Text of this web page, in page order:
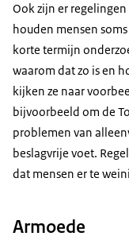
Ook zijn er
houden mensen
korte termijn
waarom dat zo is en
kijken ze naar
bijvoorbeeld om de
problemen van
beslagvrije voet.
dat mensen er te
Armoede